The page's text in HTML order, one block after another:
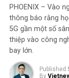
PHOENIX – Vào
thông báo rằng
5G gần một số
thiệp vào công
bay lớn.
Published
By